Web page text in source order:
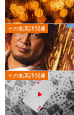
その他英語関連
その他英語関連